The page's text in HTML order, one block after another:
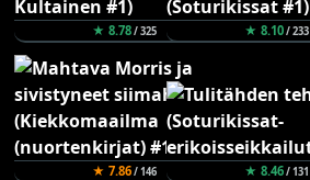
★ 8.78/ 325 ★ 8.10/ 233
★ 7.86/ 146 ★ 8.46/ 131